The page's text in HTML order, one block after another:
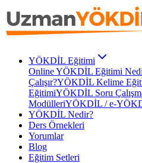
YÖKDİL Eğitimi
Online YÖKDİL Eğitimi
Çalışır?YÖKDİL Kelime
EğitimiYÖKDİL Soru
ModülleriYÖKDİL / e-
YÖKDİL Nedir?
Ders Örnekleri
Yorumlar
Blog
Eğitim Setleri